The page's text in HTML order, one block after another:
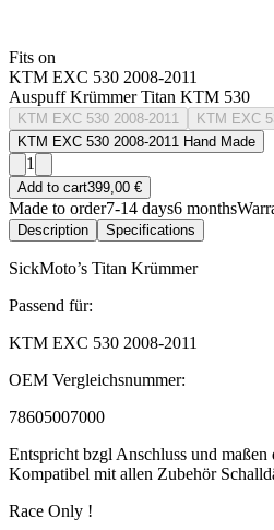
Fits on
KTM EXC 530 2008-2011
Auspuff Krümmer Titan KTM 530
KTM EXC 530 2008-2011
KTM EXC
KTM EXC 530 2008-2011 Hand Made
1
Add to cart399,00 €
Made to order7-14 days6 months
Description Specifications
SickMoto’s Titan Krümmer
Passend für:
KTM EXC 530 2008-2011
OEM Vergleichsnummer:
78605007000
Entspricht bzgl Anschluss und
Kompatibel mit allen Zubehör
Race Only !